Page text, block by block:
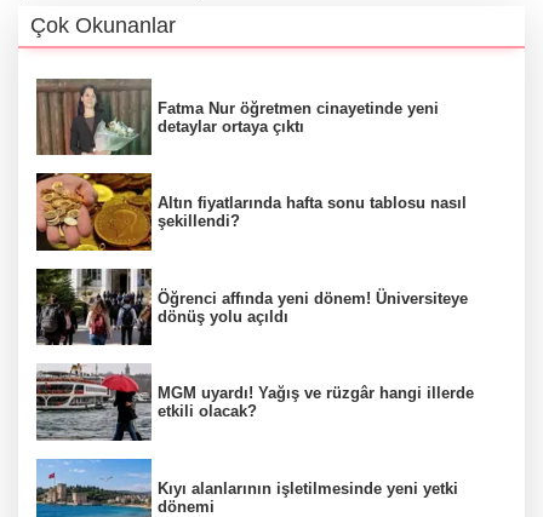
Çok Okunanlar
Fatma Nur öğretmen cinayetinde yeni
detaylar ortaya çıktı
Altın fiyatlarında hafta sonu tablosu nasıl
şekillendi?
Öğrenci affında yeni dönem! Üniversiteye
dönüş yolu açıldı
MGM uyardı! Yağış ve rüzgâr hangi illerde
etkili olacak?
Kıyı alanlarının işletilmesinde yeni yetki
dönemi